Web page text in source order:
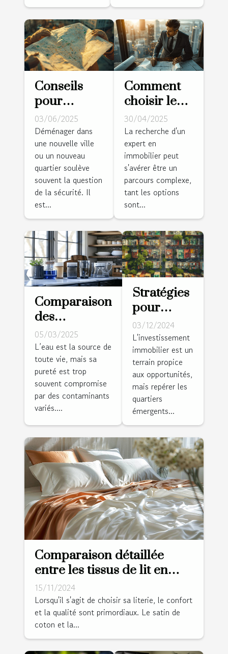
Conseils
pour
choisir un
quartier sûr
lorsque
vous
déménagez
03/06/2025
Déménager dans
une nouvelle ville
ou un nouveau
quartier soulève
souvent la question
de la sécurité. Il
est...
Comment
choisir le
meilleur
expert pour
vos besoins
immobiliers
?
30/04/2025
La recherche d'un
expert en
immobilier peut
s'avérer être un
parcours complexe,
tant les options
sont...
Comparaison
des
méthodes de
purification
de l'eau à la
maison
05/03/2025
L’eau est la source de
toute vie, mais sa
pureté est trop
souvent compromise
par des contaminants
variés....
Stratégies
pour
identifier
et investir
dans des
quartiers
émergents
03/12/2024
L'investissement
immobilier est un
terrain propice
aux opportunités,
mais repérer les
quartiers
émergents...
Comparaison détaillée
entre les tissus de lit en
satin de coton et percale
15/11/2024
Lorsqu'il s'agit de choisir sa literie, le confort
et la qualité sont primordiaux. Le satin de
coton et la...